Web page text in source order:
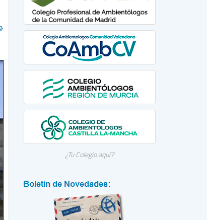
¿Tu Colegio aquí?